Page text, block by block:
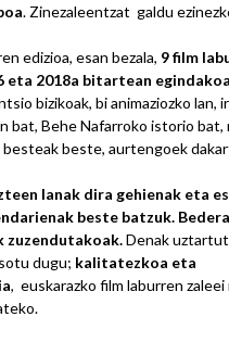
. Zinezaleentzat galdu
edizioa, esan bezala, 9 film
eta 2018a bitartean
bizikoak, bi animaziozko lan,
bat, Behe Nafarroko istorio bat,
besteak beste, aurtengoek
lanak dira gehienak eta
beste batzuk.
zuzendutakoak.Denak
dugu; kalitatezkoa eta
, euskarazko film laburren